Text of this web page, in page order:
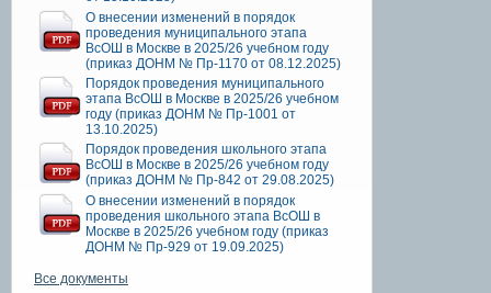
О внесении изменений в порядок
проведения муниципального этапа
ВсОШ в Москве в 2025/26 учебном году
(приказ ДОНМ № Пр-1170 от 08.12.2025)
Порядок проведения муниципального
этапа ВсОШ в Москве в 2025/26 учебном
году (приказ ДОНМ № Пр-1001 от
13.10.2025)
Порядок проведения школьного этапа
ВсОШ в Москве в 2025/26 учебном году
(приказ ДОНМ № Пр-842 от 29.08.2025)
О внесении изменений в порядок
проведения школьного этапа ВсОШ в
Москве в 2025/26 учебном году (приказ
ДОНМ № Пр-929 от 19.09.2025)
Все документы